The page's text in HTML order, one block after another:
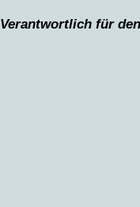
Verantwortlich für